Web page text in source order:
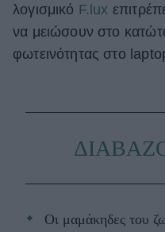
λογισμικό F.lux
να μειώσουν στο
φωτεινότητας στο
Οι μαμάκηδες του